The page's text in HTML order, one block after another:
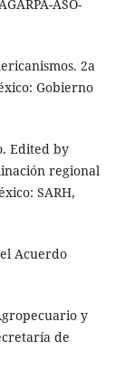
ASO-
2a
Gobierno
Edited by
regional
SARH,
Acuerdo
y
de